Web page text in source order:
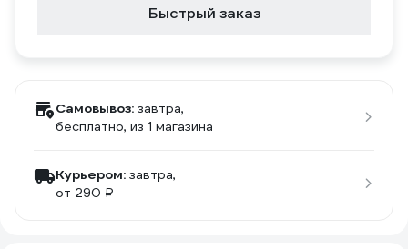
Быстрый заказ
Самовывоз: завтра,
бесплатно, из 1 магазина
Курьером: завтра,
от 290 ₽